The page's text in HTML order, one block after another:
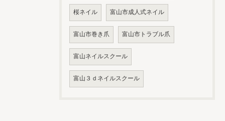
桜ネイル 富山市成人式ネイル
富山市巻き爪 富山市トラブル爪
富山ネイルスクール
富山３ｄネイルスクール